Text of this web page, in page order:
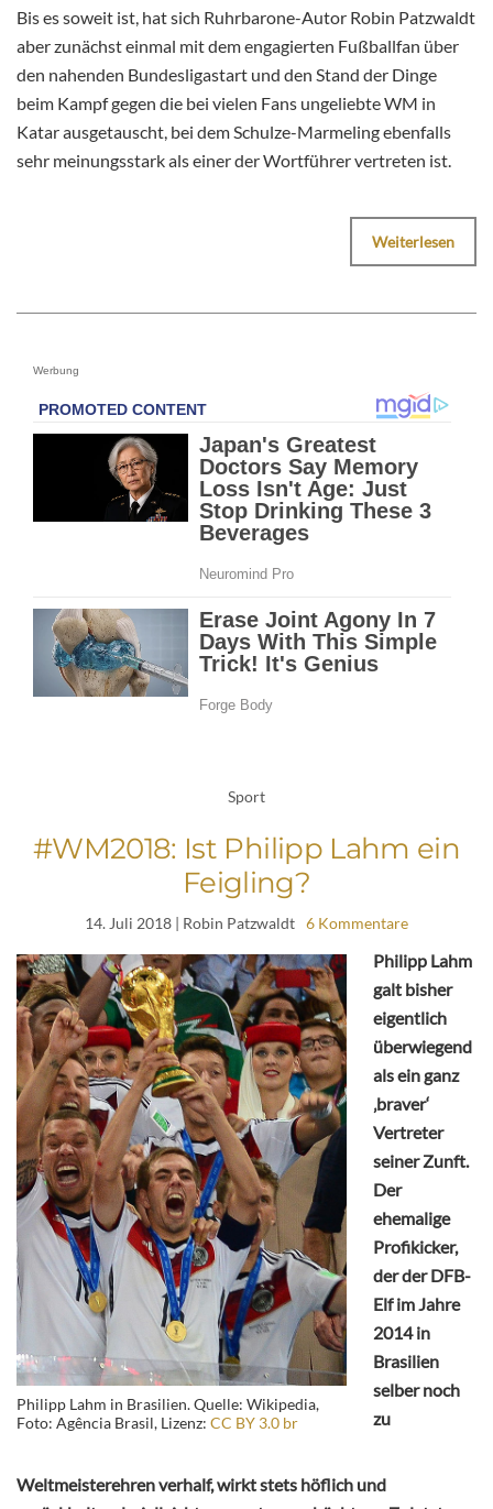
Bis es soweit ist, hat sich Ruhrbarone-Autor Robin Patzwaldt
aber zunächst einmal mit dem engagierten Fußballfan über
den nahenden Bundesligastart und den Stand der Dinge
beim Kampf gegen die bei vielen Fans ungeliebte WM in
Katar ausgetauscht, bei dem Schulze-Marmeling ebenfalls
sehr meinungsstark als einer der Wortführer vertreten ist.
Weiterlesen
Werbung
Sport
#WM2018: Ist Philipp Lahm ein
Feigling?
14. Juli 2018 | Robin Patzwaldt 6 Kommentare
Philipp Lahm in Brasilien. Quelle: Wikipedia,
Foto: Agência Brasil, Lizenz: CC BY 3.0 br
Philipp Lahm
galt bisher
eigentlich
überwiegend
als ein ganz
‚braver‘
Vertreter
seiner Zunft.
Der
ehemalige
Profikicker,
der der DFB-
Elf im Jahre
2014 in
Brasilien
selber noch
zu
Weltmeisterehren verhalf, wirkt stets höflich und